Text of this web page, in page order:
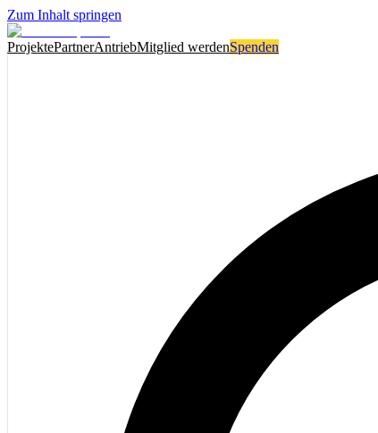
Zum Inhalt springen
ProjektePartnerAntriebMitglied werdenSpenden